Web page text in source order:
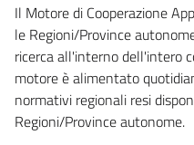
Il Motore di Cooperazione
le Regioni/Province
ricerca all'interno dell'intero
motore è alimentato
normativi regionali resi
Regioni/Province autonome.